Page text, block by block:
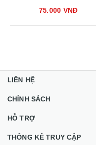
75.000 VNĐ
LIÊN HỆ
CHÍNH SÁCH
HỖ TRỢ
THỐNG KÊ TRUY CẬP